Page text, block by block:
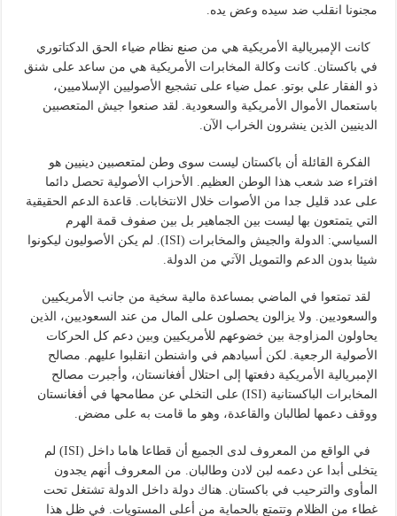
مجنونا انقلب ضد سيده وعض يده.
كانت الإمبريالية الأمريكية هي من صنع نظام ضياء الحق الدكتاتوري
في باكستان. كانت وكالة المخابرات الأمريكية هي من ساعد على شنق
ذو الفقار علي بوتو. عمل ضياء على تشجيع الأصوليين الإسلاميين،
باستعمال الأموال الأمريكية والسعودية. لقد صنعوا جيش المتعصبين
الدينيين الذين ينشرون الخراب الآن.
الفكرة القائلة أن باكستان ليست سوى وطن لمتعصبين دينيين هو
افتراء ضد شعب هذا الوطن العظيم. الأحزاب الأصولية تحصل دائما
على عدد قليل جدا من الأصوات خلال الانتخابات. قاعدة الدعم الحقيقية
التي يتمتعون بها ليست بين الجماهير بل بين صفوف قمة الهرم
السياسي: الدولة والجيش والمخابرات (ISI). لم يكن الأصوليون ليكونوا
شيئا بدون الدعم والتمويل الآتي من الدولة.
لقد تمتعوا في الماضي بمساعدة مالية سخية من جانب الأمريكيين
والسعوديين. ولا يزالون يحصلون على المال من عند السعوديين، الذين
يحاولون المزاوجة بين خضوعهم للأمريكيين وبين دعم كل الحركات
الأصولية الرجعية. لكن أسيادهم في واشنطن انقلبوا عليهم. مصالح
الإمبريالية الأمريكية دفعتها إلى احتلال أفغانستان، وأجبرت مصالح
المخابرات الباكستانية (ISI) على التخلي عن مطامحها في أفغانستان
ووقف دعمها لطالبان والقاعدة، وهو ما قامت به على مضض.
في الواقع من المعروف لدى الجميع أن قطاعا هاما داخل (ISI) لم
يتخلى أبدا عن دعمه لبن لادن وطالبان. من المعروف أنهم يجدون
المأوى والترحيب في باكستان. هناك دولة داخل الدولة تشتغل تحت
غطاء من الظلام وتتمتع بالحماية من أعلى المستويات. في ظل هذا